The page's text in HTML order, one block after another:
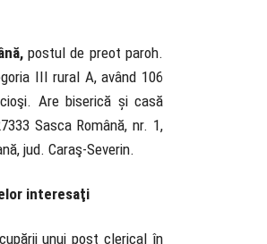
postul de preot paroh.
III rural A, având 106
Are biserică și casă
Sasca Română, nr. 1,
jud. Caraş-Severin.
interesaţi
unui post clerical în